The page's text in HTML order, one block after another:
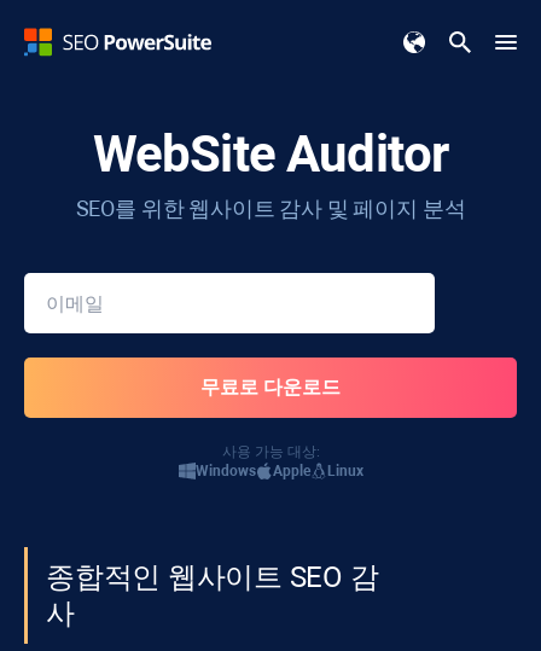
WebSite Auditor
SEO를 위한 웹사이트 감사 및 페이지 분석
사용 가능 대상:
Windows
Apple Linux
종합적인 웹사이트 SEO 감
사